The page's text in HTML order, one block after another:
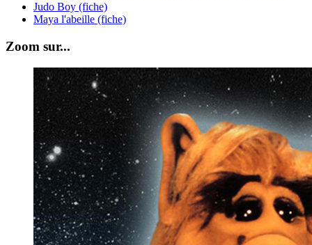
Judo Boy (fiche)
Maya l'abeille (fiche)
Zoom sur...